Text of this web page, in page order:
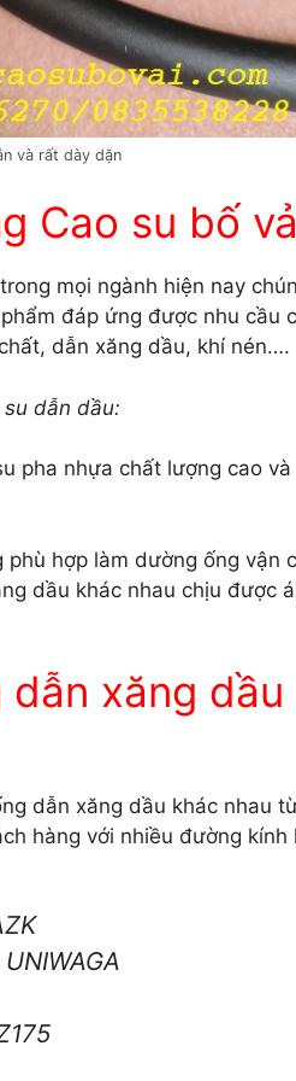
và rất dày dặn
Cao su bố
mọi ngành hiện nay
đáp ứng được nhu cầu
dẫn xăng dầu, khí nén….
dẫn dầu:
pha nhựa chất lượng cao
hợp làm dường ống vận
dầu khác nhau chịu được
dẫn xăng
dẫn xăng dầu khác nhau
hàng với nhiều đường kính